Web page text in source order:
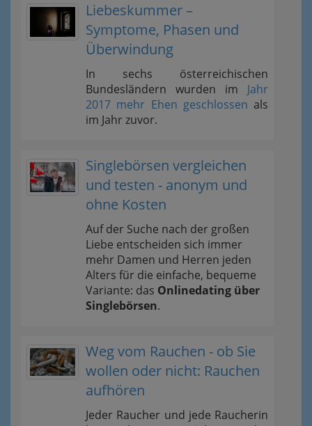
Liebeskummer –
Symptome, Phasen und
Überwindung
In sechs österreichischen
Bundesländern wurden im Jahr
2017 mehr Ehen geschlossen als
im Jahr zuvor.
Singlebörsen vergleichen
und testen - anonym und
ohne Kosten
Auf der Suche nach der großen
Liebe entscheiden sich immer
mehr Damen und Herren jeden
Alters für die einfache, bequeme
Variante: das Onlinedating über
Singlebörsen.
Weg vom Rauchen - ob Sie
wollen oder nicht: Rauchen
aufhören
Jeder Raucher und jede Raucherin